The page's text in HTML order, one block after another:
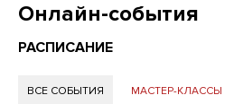
Онлайн-события
РАСПИСАНИЕ
ВСЕ СОБЫТИЯ МАСТЕР-КЛАССЫ